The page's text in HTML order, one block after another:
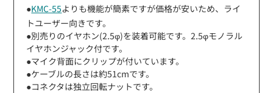
●KMC-55よりも機能が簡素ですが価格が安いため、ライ
トユーザー向きです。
●別売りのイヤホン(2.5φ)を装着可能です。2.5φモノラル
イヤホンジャック付です。
●マイク背面にクリップが付いています。
●ケーブルの長さは約51cmです。
●コネクタは独立回転ナットです。